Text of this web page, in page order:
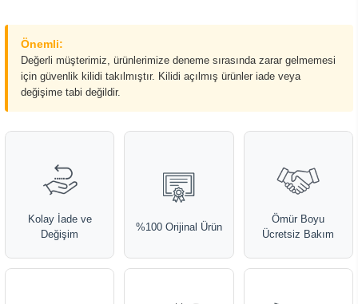
Önemli:
Değerli müşterimiz, ürünlerimize deneme sırasında zarar gelmemesi
için güvenlik kilidi takılmıştır. Kilidi açılmış ürünler iade veya
değişime tabi değildir.
Kolay İade ve
Değişim
%100 Orijinal Ürün
Ömür Boyu
Ücretsiz Bakım